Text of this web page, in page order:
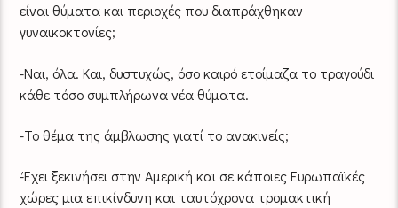
είναι θύματα και περιοχές που διαπράχθηκαν
γυναικοκτονίες;
-Ναι, όλα. Και, δυστυχώς, όσο καιρό ετοίμαζα το τραγούδι
κάθε τόσο συμπλήρωνα νέα θύματα.
-Το θέμα της άμβλωσης γιατί το ανακινείς;
-Έχει ξεκινήσει στην Αμερική και σε κάποιες Ευρωπαϊκές
χώρες μια επικίνδυνη και ταυτόχρονα τρομακτική